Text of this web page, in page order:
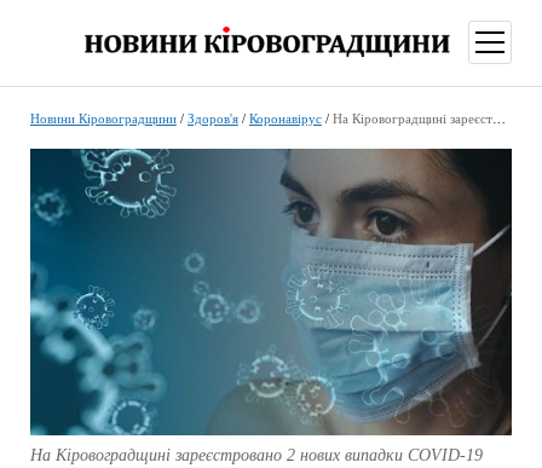
меню
Новини Кіровоградщини/ Здоров'я/ Коронавірус/ На Кіровоградщині зареєстровано 2 нових випадки СOVID-19
На Кіровоградщині зареєстровано 2 нових випадки СOVID-19